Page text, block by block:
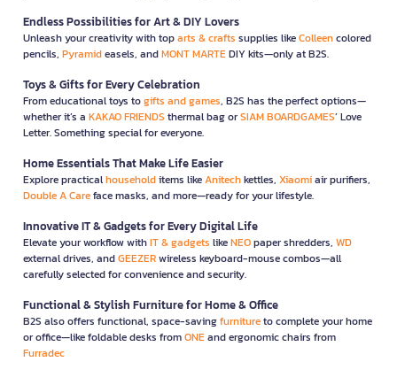
Endless Possibilities for Art & DIY Lovers
Unleash your creativity with toparts & crafts supplies likeColleencolored
pencils, Pyramideasels, andMONT MARTEDIY kits—only at B2S.
Toys & Gifts for Every Celebration
From educational toys togifts and games, B2S has the perfect options—
whether it’s a KAKAO FRIENDS thermal bag orSIAM BOARDGAMES’ Love
Letter. Something special for everyone.
Home Essentials That Make Life Easier
Explore practicalhouseholditems likeAnitechkettles, Xiaomiair purifiers,
Double A Careface masks, and more—ready for your lifestyle.
Innovative IT & Gadgets for Every Digital Life
Elevate your workflow withIT & gadgets likeNEOpaper shredders, WD
external drives, andGEEZERwireless keyboard-mouse combos—all
carefully selected for convenience and security.
Functional & Stylish Furniture for Home & Office
B2S also offers functional, space-savingfurnitureto complete your home
or office—like foldable desks fromONEand ergonomic chairs from
Furradec